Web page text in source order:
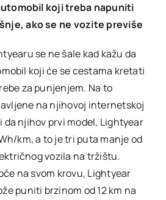
koji treba napuniti
ako se ne vozite previše
se ne šale kad kažu da
koji će se cestama kretati
za punjenjem. Na to
na njihovoj internetskoj
njihov prvi model, Lightyear
km, a to je tri puta manje od
vozila na tržištu.
na svom krovu, Lightyear
puniti brzinom od 12 km na